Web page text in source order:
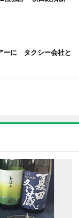
ーに タクシー会社と